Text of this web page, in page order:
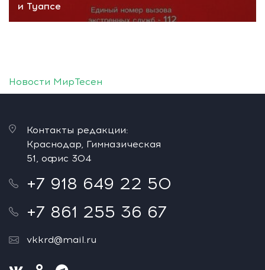
и Туапсе
Новости МирТесен
Контакты редакции:
Краснодар, Гимназическая
51, офис 304
+7 918 649 22 50
+7 861 255 36 67
vkkrd@mail.ru